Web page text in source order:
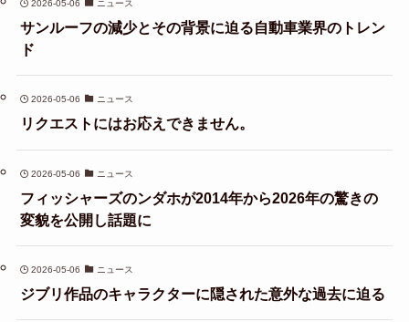
2026-05-06 ニュース
サンルーフの減少とその背景に迫る自動車業界のトレン
ド
2026-05-06 ニュース
リクエストにはお応えできません。
2026-05-06 ニュース
フィッシャーズのンダホが2014年から2026年の驚きの
変貌を公開し話題に
2026-05-06 ニュース
ジブリ作品のキャラクターに隠された意外な過去に迫る